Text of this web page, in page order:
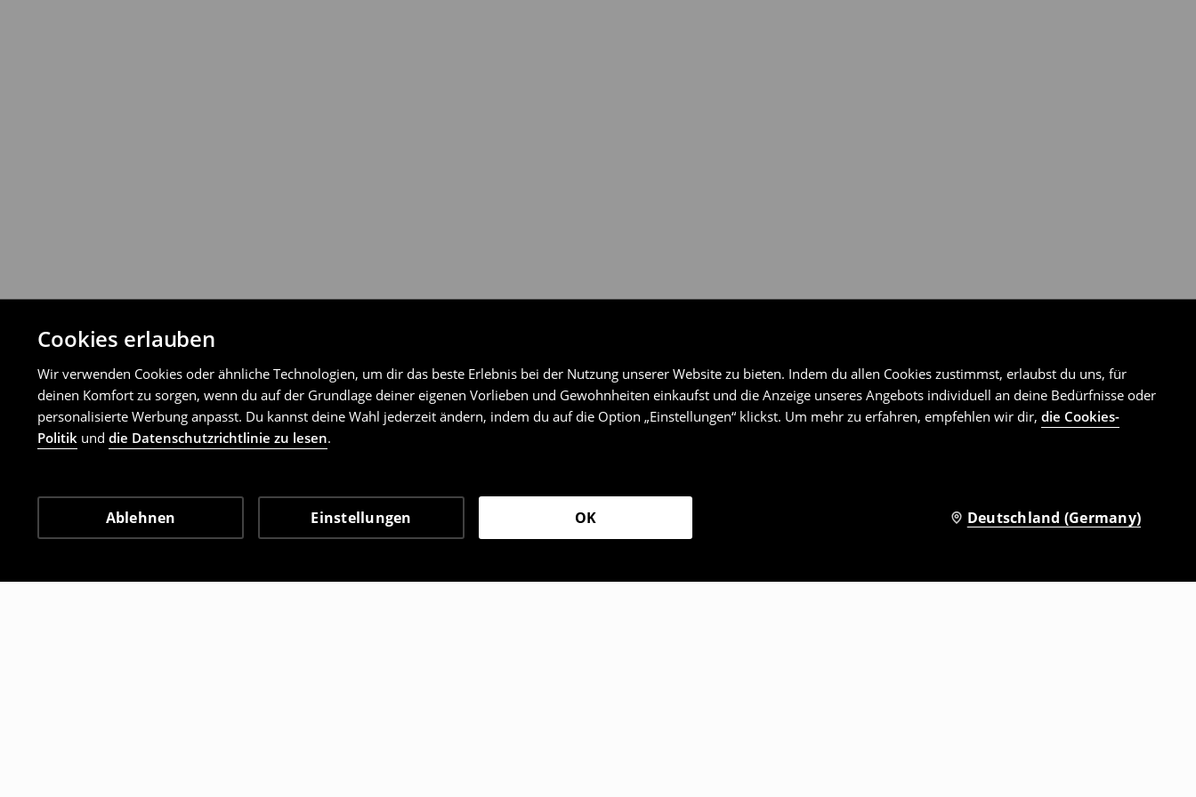
Cookies erlauben
Wir verwenden Cookies oder ähnliche Technologien, um dir das beste Erlebnis bei der Nutzung unserer Website zu bieten. Indem du allen Cookies zustimmst, erlaubst du uns, für
deinen Komfort zu sorgen, wenn du auf der Grundlage deiner eigenen Vorlieben und Gewohnheiten einkaufst und die Anzeige unseres Angebots individuell an deine Bedürfnisse oder
personalisierte Werbung anpasst. Du kannst deine Wahl jederzeit ändern, indem du auf die Option „Einstellungen“ klickst. Um mehr zu erfahren, empfehlen wir dir, die Cookies-
Politik und die Datenschutzrichtlinie zu lesen.
Ablehnen Einstellungen OK Deutschland (Germany)